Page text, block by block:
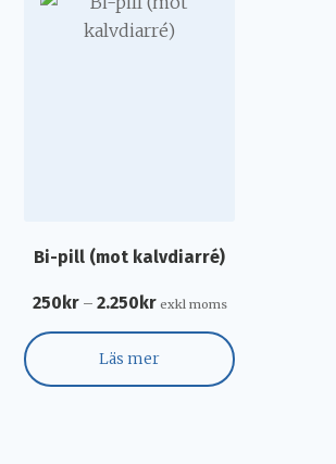
Bi-pill (mot kalvdiarré)
250 kr – 2.250 kr exkl moms
Läs mer